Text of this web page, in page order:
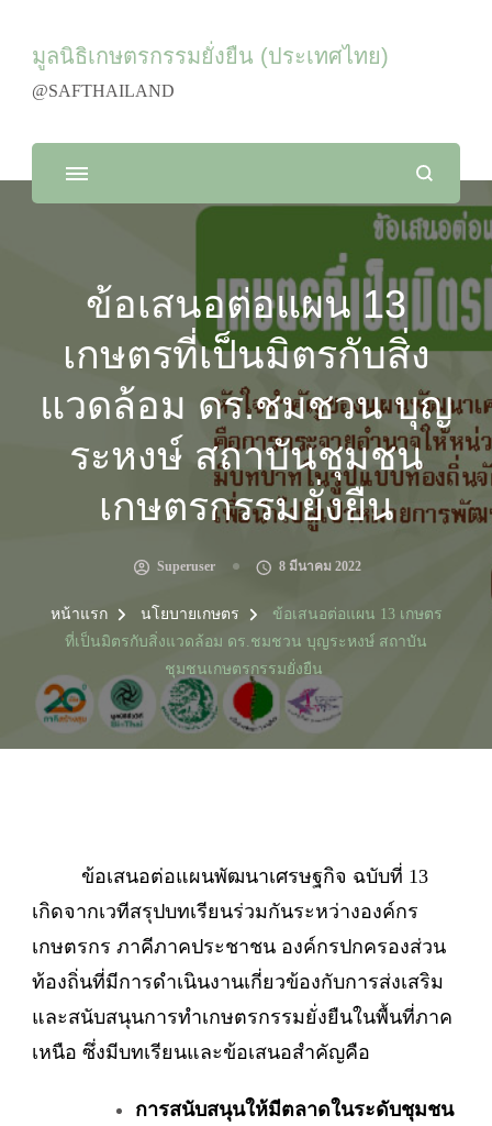
มูลนิธิเกษตรกรรมยั่งยืน (ประเทศไทย)
@SAFTHAILAND
ข้อเสนอต่อแผน 13
เกษตรที่เป็นมิตรกับสิ่ง
แวดล้อม ดร.ชมชวน บุญ
ระหงษ์ สถาบันชุมชน
เกษตรกรรมยั่งยืน
Superuser 8 มีนาคม 2022
หน้าแรก นโยบายเกษตร
ข้อเสนอต่อแผน 13 เกษตร
ที่เป็นมิตรกับสิ่งแวดล้อม ดร.ชมชวน บุญระหงษ์ สถาบัน
ชุมชนเกษตรกรรมยั่งยืน
ข้อเสนอต่อแผนพัฒนาเศรษฐกิจ ฉบับที่ 13
เกิดจากเวทีสรุปบทเรียนร่วมกันระหว่างองค์กร
เกษตรกร ภาคีภาคประชาชน องค์กรปกครองส่วน
ท้องถิ่นที่มีการดำเนินงานเกี่ยวข้องกับการส่งเสริม
และสนับสนุนการทำเกษตรกรรมยั่งยืนในพื้นที่ภาค
เหนือ ซึ่งมีบทเรียนและข้อเสนอสำคัญคือ
การสนับสนุนให้มีตลาดในระดับชุมชน